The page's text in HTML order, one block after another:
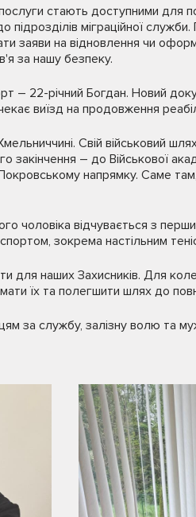
стають доступними для
міграційної служби.
заяви на відновлення чи
за нашу безпеку.
– 22-річний Богдан. Новий
виїзд на продовження
Свій військовий
закінчення – до Військової
напрямку. Саме
відчувається з
зокрема настільним
наших Захисників. Для
їх та полегшити шлях до
за службу, залізну волю та